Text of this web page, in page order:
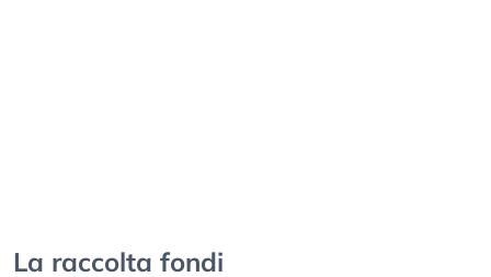
La raccolta fondi